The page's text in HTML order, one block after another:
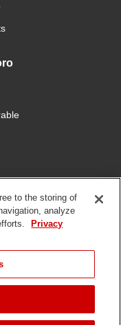
nous
copyrights
to the storing of
analyze
Privacy